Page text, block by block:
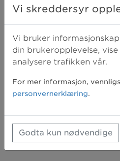
Ja, jeg har lest og godtar
Registrer deg
Vi skreddersyr
Vi bruker
din brukeropplevelse,
analysere trafikken vår.
For mer informasjon,
personvernerklæring.
Godta kun nødvendige